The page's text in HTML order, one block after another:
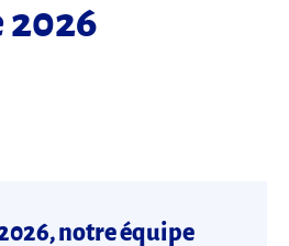
notre équipe